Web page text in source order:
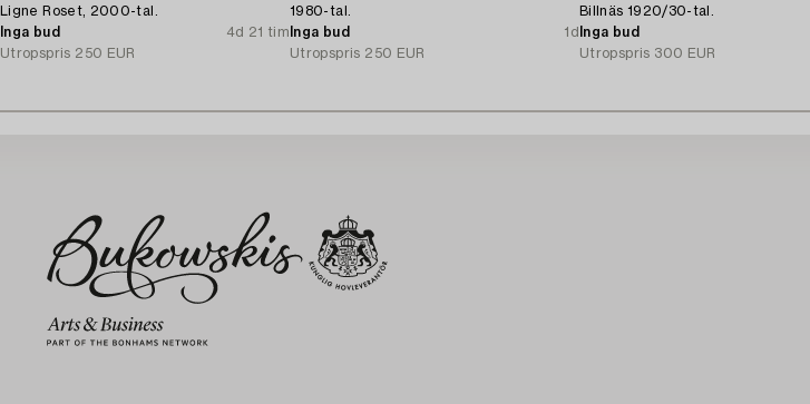
Ligne Roset, 2000-tal.
Inga bud
4d 21 tim
Utropspris 250 EUR
1980-tal.
Inga bud
1d
Utropspris 250 EUR
Billnäs 1920/30-tal.
Inga bud
Utropspris 300 EUR